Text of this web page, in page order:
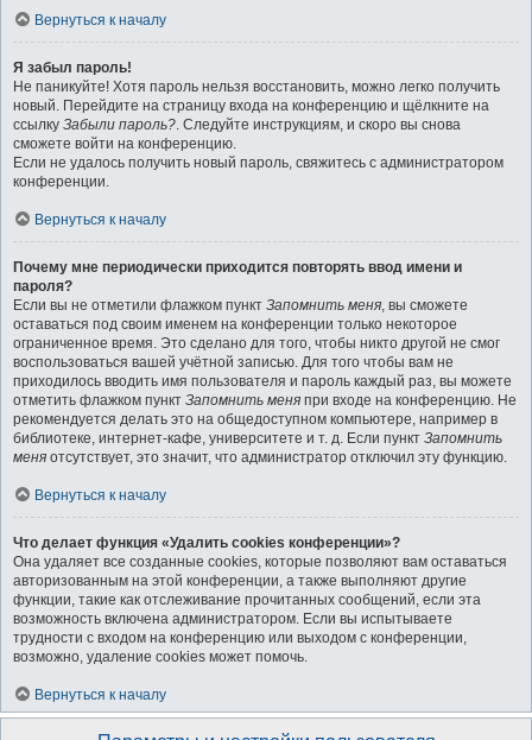
Вернуться к началу
Я забыл пароль!
Не паникуйте! Хотя пароль нельзя восстановить, можно легко получить
новый. Перейдите на страницу входа на конференцию и щёлкните на
ссылку Забыли пароль?. Следуйте инструкциям, и скоро вы снова
сможете войти на конференцию.
Если не удалось получить новый пароль, свяжитесь с администратором
конференции.
Вернуться к началу
Почему мне периодически приходится повторять ввод имени и
пароля?
Если вы не отметили флажком пункт Запомнить меня, вы сможете
оставаться под своим именем на конференции только некоторое
ограниченное время. Это сделано для того, чтобы никто другой не смог
воспользоваться вашей учётной записью. Для того чтобы вам не
приходилось вводить имя пользователя и пароль каждый раз, вы можете
отметить флажком пункт Запомнить меня при входе на конференцию. Не
рекомендуется делать это на общедоступном компьютере, например в
библиотеке, интернет-кафе, университете и т. д. Если пункт Запомнить
меня отсутствует, это значит, что администратор отключил эту функцию.
Вернуться к началу
Что делает функция «Удалить cookies конференции»?
Она удаляет все созданные cookies, которые позволяют вам оставаться
авторизованным на этой конференции, а также выполняют другие
функции, такие как отслеживание прочитанных сообщений, если эта
возможность включена администратором. Если вы испытываете
трудности с входом на конференцию или выходом с конференции,
возможно, удаление cookies может помочь.
Вернуться к началу